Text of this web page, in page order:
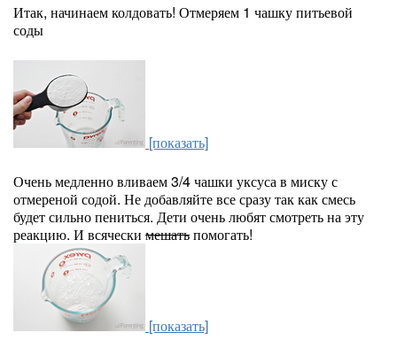
Итак, начинаем колдовать! Отмеряем 1 чашку питьевой
соды
[показать]
Очень медленно вливаем 3/4 чашки уксуса в миску с
отмереной содой. Не добавляйте все сразу так как смесь
будет сильно пениться. Дети очень любят смотреть на эту
реакцию. И всячески мешатьпомогать!
[показать]